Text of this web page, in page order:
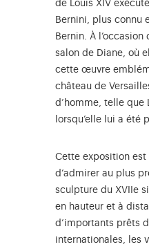
de Louis XIV
Bernini, plus connu
Bernin. À
salon de Diane, où
cette œuvre
château de
d’homme, telle que
lorsqu’elle lui a été
Cette exposition est
d’admirer au plus
sculpture du XVIIe
en hauteur et à
d’importants prêts
internationales, les